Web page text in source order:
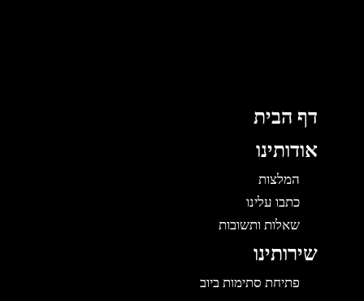
דף הבית
אודותינו
המלצות
כתבו עלינו
שאלות ותשובות
שירותינו
פתיחת סתימות ביוב